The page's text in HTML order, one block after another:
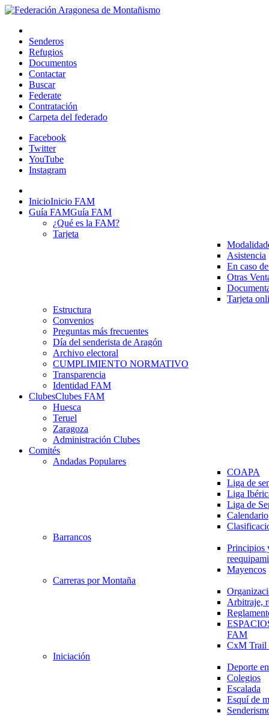
Senderos
Refugios
Documentos
Contactar
Buscar
Federate
Contratación
Carpeta del federado
Facebook
Twitter
YouTube
Instagram
InicioInicio FAM
Guía FAMGuía FAM
¿Qué es la FAM?
Tarjeta
Asistencia
En caso
Otras
Tarjeta
Estructura
Convenios
Preguntas más frecuentes
Día del senderista de Aragón
Archivo electoral
CUMPLIMIENTO NORMATIVO
Transparencia
Identidad FAM
ClubesClubes FAM
Huesca
Teruel
Zaragoza
Administración Clubes
Comités
Andadas Populares
COAPA
Liga de
Liga
Liga de
Calendario
Barrancos
Principios
Mayencos
Carreras por Montaña
Arbitraje,
FAM
CxM
Iniciación
Deporte
Colegios
Escalada
Esquí de